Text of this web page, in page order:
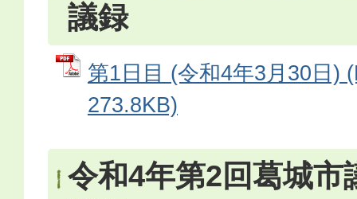
議録
第1日目 (令和4年3月30日)
273.8KB)
令和4年第2回葛城市